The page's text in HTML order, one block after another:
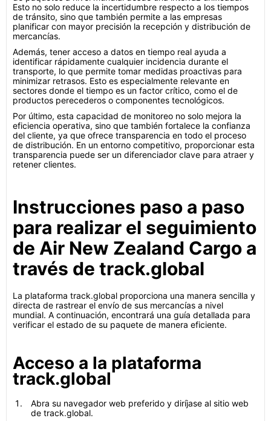
Esto no solo reduce la incertidumbre respecto a los tiempos
de tránsito, sino que también permite a las empresas
planificar con mayor precisión la recepción y distribución de
mercancías.
Además, tener acceso a datos en tiempo real ayuda a
identificar rápidamente cualquier incidencia durante el
transporte, lo que permite tomar medidas proactivas para
minimizar retrasos. Esto es especialmente relevante en
sectores donde el tiempo es un factor crítico, como el de
productos perecederos o componentes tecnológicos.
Por último, esta capacidad de monitoreo no solo mejora la
eficiencia operativa, sino que también fortalece la confianza
del cliente, ya que ofrece transparencia en todo el proceso
de distribución. En un entorno competitivo, proporcionar esta
transparencia puede ser un diferenciador clave para atraer y
retener clientes.
Instrucciones paso a paso
para realizar el seguimiento
de Air New Zealand Cargo a
través de track.global
La plataforma track.global proporciona una manera sencilla y
directa de rastrear el envío de sus mercancías a nivel
mundial. A continuación, encontrará una guía detallada para
verificar el estado de su paquete de manera eficiente.
Acceso a la plataforma
track.global
Abra su navegador web preferido y diríjase al sitio web
de track.global.